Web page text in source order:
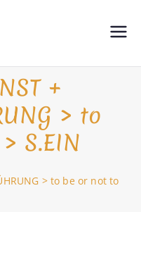
∞ Astrology
+
> to
S.EIN
> to be or not to